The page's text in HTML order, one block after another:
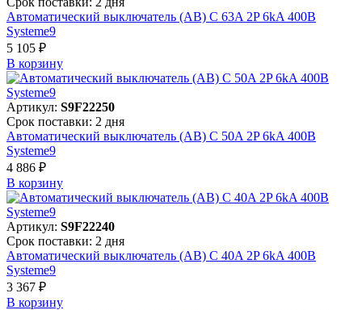
Автоматический выключатель (АВ) C 63A 2P 6kA 400В
Systeme9
5 105 ₽
В корзинy
Артикул: S9F22250
Срок поставки: 2 дня
Автоматический выключатель (АВ) C 50A 2P 6kA 400В
Systeme9
4 886 ₽
В корзинy
Артикул: S9F22240
Срок поставки: 2 дня
Автоматический выключатель (АВ) C 40A 2P 6kA 400В
Systeme9
3 367 ₽
В корзинy